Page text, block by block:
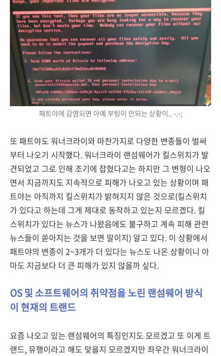
패트야에 감염되면 아예 부팅이 안되는 상황이.. -.-;
또 패트야도 워너크라이와 마찬가지로 다양한 변종들이 벌써
부터 나오기 시작했다. 워너크라이 랜섬웨어가 킬스위치가 발
견되었고 그로 인해 조기에 잡혔다고는 하지만 그 변형이 나오
면서 지금까지도 지속적으로 피해가 나오고 있는 상황이며 패
트야는 아직까지 킬스위치가 밝혀지지 않은 것으로(킬스위치
가 있다고 하는데 그게 제대로 동작하고 있는지 모르겠다. 킬
스위치가 있다는 뉴스가 나왔음에도 불구하고 계속 피해 관련
뉴스들이 쏟아지는 것을 보면 말이지) 알고 있다. 이 상황에서
패트야의 변종이 2~3개가 더 있다는 뉴스도 나온 상황이니 아
마도 지금보다 더 큰 피해가 있지 않을까 싶다.
OS 및 소프트웨어의 취약점을 노린 랜섬웨어 방식
이 현재의 트랜드
요즘 나오고 있는 랜섬웨어의 특징인지도 모르겠고 또 이게 트
랜드, 유행이라고 해도 맞을지 모르겠지만 좌우간 워너크라이